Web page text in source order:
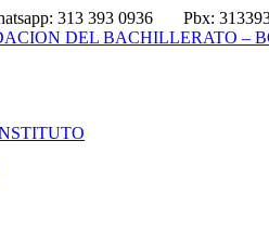
313 393 0936 Pbx: